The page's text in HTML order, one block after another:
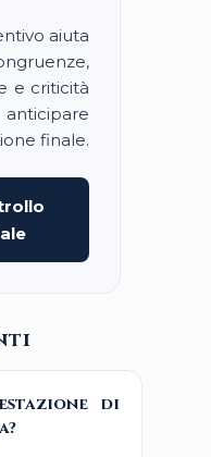
aiuta
e criticità
finale.
di